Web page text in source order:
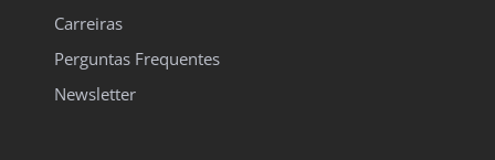
Carreiras
Perguntas Frequentes
Newsletter